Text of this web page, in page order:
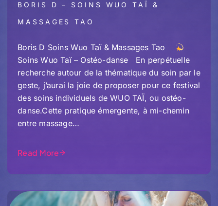
BORIS D – SOINS WUO TAÏ &
MASSAGES TAO
Boris D Soins Wuo Taï & Massages Tao
Soins Wuo Taï – Ostéo-danse En perpétuelle
recherche autour de la thématique du soin par le
geste, j’aurai la joie de proposer pour ce festival
des soins individuels de WUO TAÏ, ou ostéo-
danse.Cette pratique émergente, à mi-chemin
entre massage…
Read More